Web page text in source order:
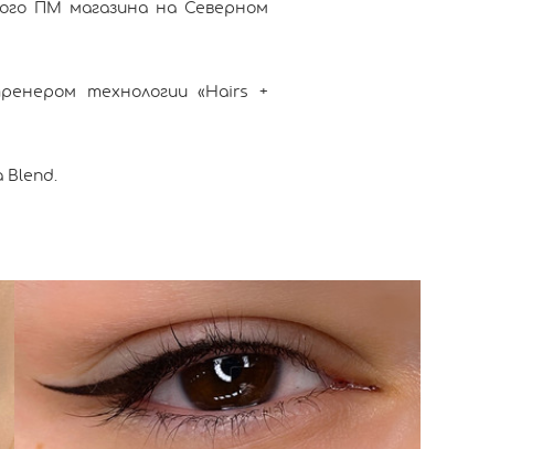
ПМ магазина на Северном
технологии «Hairs +
Blend.